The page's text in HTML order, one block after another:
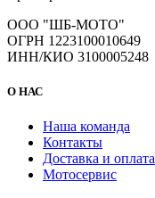
ООО "ШБ-МОТО"
ОГРН 1223100010649
ИНН/КИО 3100005248
О НАС
Наша команда
Контакты
Доставка и оплата
Мотосервис